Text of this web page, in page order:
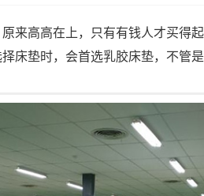
来高高在上，只有有钱人才买得
床垫时，会首选乳胶床垫，不管